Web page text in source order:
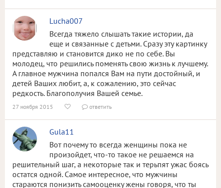
Lucha007
Всегда тяжело слышать такие истории, да
еще и связанные с детьми. Сразу эту картинку
представляю и становится дико не по себе. Вы
молодец, что решились поменять свою жизнь к лучшему.
А главное мужчина попался Вам на пути достойный, и
детей Ваших любит, а, к сожалению, это сейчас
редкость. Благополучия Вашей семье.
27 ноября 2015   ответить
Gula11
Вот почему то всегда женщины пока не
произойдет, что-то такое не решаемся на
решительный шаг, а некоторые так и терьпят ужас боясь
остатся одной. Самое интересное, что мужчины
стараются понизить самооценку жены говоря, что ты